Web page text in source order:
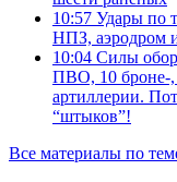
10:57 Удары по
НПЗ, аэродром
10:04 Силы
ПВО, 10 броне-,
артиллерии.
“штыков”!
Все материалы по